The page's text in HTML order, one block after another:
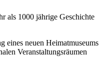
als 1000 jährige Geschichte
eines neuen Heimatmuseums
Veranstaltungsräumen